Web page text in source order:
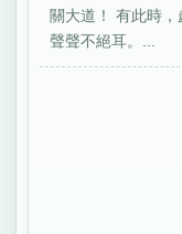
關大道！ 有此時
聲聲不絕耳。...